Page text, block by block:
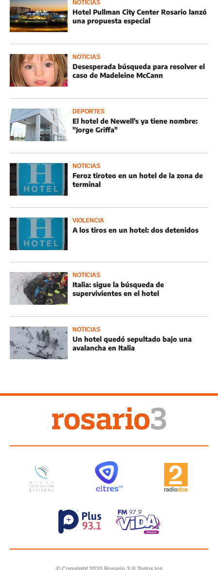
NOTICIAS
Hotel Pullman City Center Rosario lanzó
una propuesta especial
NOTICIAS
Desesperada búsqueda para resolver el
caso de Madeleine McCann
DEPORTES
El hotel de Newell's ya tiene nombre:
"Jorge Griffa"
NOTICIAS
Feroz tiroteo en un hotel de la zona de
terminal
VIOLENCIA
A los tiros en un hotel: dos detenidos
NOTICIAS
Italia: sigue la búsqueda de
supervivientes en el hotel
NOTICIAS
Un hotel quedó sepultado bajo una
avalancha en Italia